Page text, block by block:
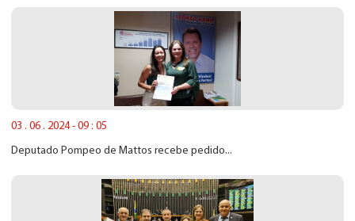
03 . 06 . 2024 - 09 : 05
Deputado Pompeo de Mattos recebe pedido...